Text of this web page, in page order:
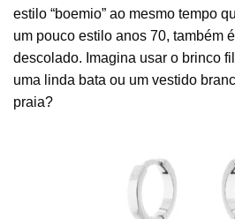
estilo “boemio” ao mesmo tempo
um pouco estilo anos 70, também
descolado. Imagina usar o brinco
uma linda bata ou um vestido
praia?